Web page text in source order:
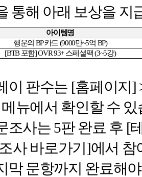
통해 아래 보상을 지
아이템명
행운의 BP카드 (9000만~5억 BP)
[BTB 포함] OVR 93+스페셜팩(3~5강)
이 판수는 [홈페이지]
메뉴에서 확인할 수
조사는 5판 완료 후 [
사 바로가기]에서 참
막 문항까지 완료해